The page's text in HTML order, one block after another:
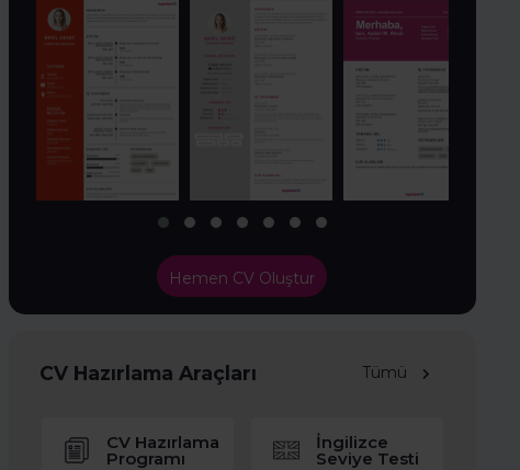
Hemen CV Oluştur
CV Hazırlama Araçları Tümü
CV Hazırlama
Programı
İngilizce
Seviye Testi